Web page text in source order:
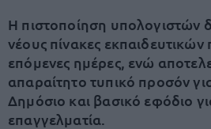
Η πιστοποίηση υπολογιστών
νέους πίνακες εκπαιδευτικών
επόμενες ημέρες, ενώ
απαραίτητο τυπικό προσόν
Δημόσιο και βασικό εφόδιο
επαγγελματία.